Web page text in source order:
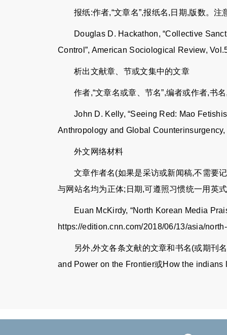
报纸:作者,“文章名”,报纸名,日期,版数。
Douglas D. Hackathon, “Collective
Control”, American Sociological Review,
析出文献章、节或文集中的文章
作者,“文章名或章、节名”,编者或作者,书
John D. Kelly, “Seeing Red: Mao
Anthropology and Global
外文网络材料
文章作者名(如果是采访或新闻稿,不需要
与网站名均为正体;日期,可遵照习惯统一用英
Euan McKirdy, “North Korean Media
https://edition.cnn.com/2018/06/13/asia/
另外,外文各条文献的文章和书名(或期刊
and Power on the Frontier或How the